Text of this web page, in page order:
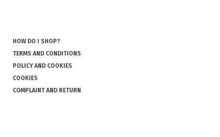
HOW DO I SHOP?
TERMS AND CONDITIONS
POLICY AND COOKIES
COOKIES
COMPLAINT AND RETURN